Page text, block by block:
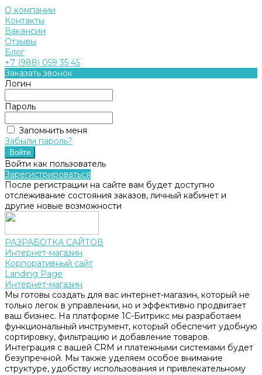
О компании
Контакты
Вакансии
Отзывы
Блог
+7 (988) 059 35 45
Заказать звонок
Логин
Пароль
Запомнить меня
Забыли пароль?
Войти как пользователь
Зарегистрироваться
После регистрации на сайте вам будет доступно
отслеживание состояния заказов, личный кабинет и
другие новые возможности
РАЗРАБОТКА САЙТОВ
Интернет-магазин
Корпоративный сайт
Landing Page
Интернет-магазин
Мы готовы создать для вас интернет-магазин, который не
только легок в управлении, но и эффективно продвигает
ваш бизнес. На платформе 1С-Битрикс мы разработаем
функциональный инструмент, который обеспечит удобную
сортировку, фильтрацию и добавление товаров.
Интеграция с вашей CRM и платежными системами будет
безупречной. Мы также уделяем особое внимание
структуре, удобству использования и привлекательному